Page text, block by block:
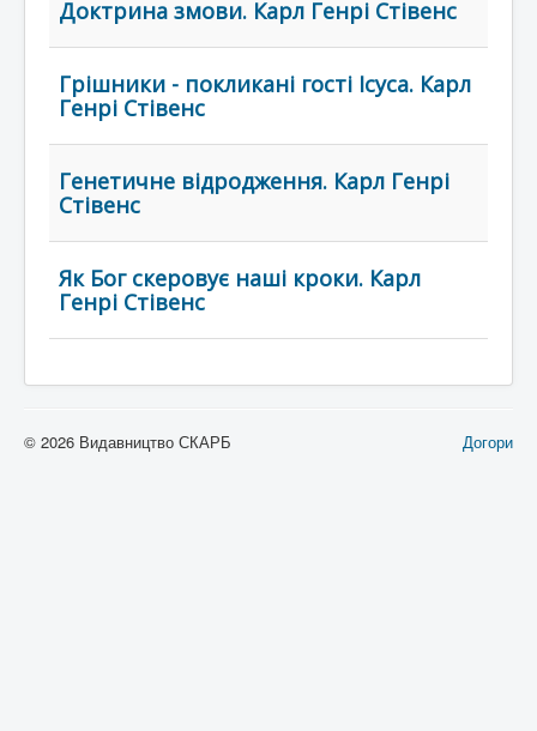
Доктрина змови. Карл Генрі Стівенс
Грішники - покликані гості Ісуса. Карл
Генрі Стівенс
Генетичне відродження. Карл Генрі
Стівенс
Як Бог скеровує наші кроки. Карл
Генрі Стівенс
Догори
© 2026 Видавництво СКАРБ